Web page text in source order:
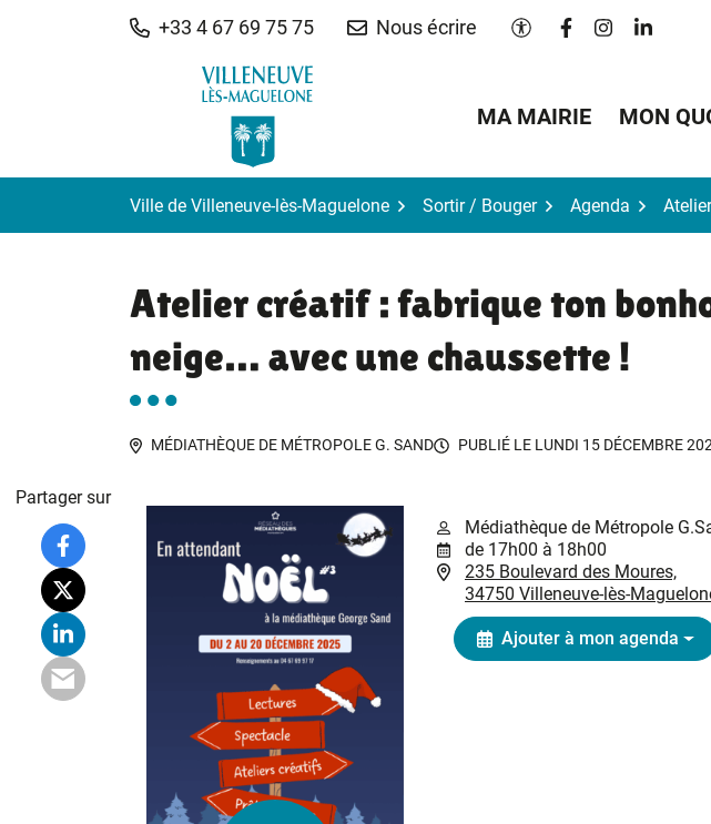
+33 4 67 69 75 75 Nous écrire Paramètres
Lien vers le
Lien vers le
Lien
MA MAIRIE MON
Ville de Villeneuve-lès-Maguelone Sortir / Bouger Agenda
Atelier créatif : fabrique ton
neige… avec une chaussette !
MÉDIATHÈQUE DE MÉTROPOLE G. SAND PUBLIÉ LE LUNDI 15 DÉCEMBRE
Médiathèque de Métropole
de 17h00 à 18h00
235 Boulevard des Moures,
34750 Villeneuve-lès-
Ajouter à mon agenda
Partager sur